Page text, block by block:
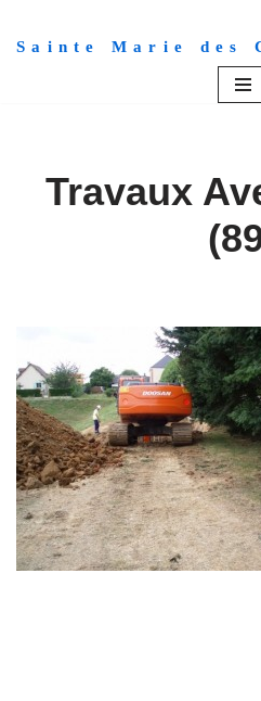
Aller
Sainte Marie des
Travaux